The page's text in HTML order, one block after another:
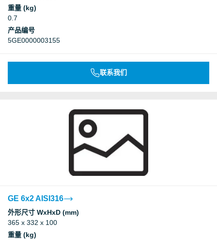
重量 (kg)
0.7
产品编号
5GE0000003155
联系我们
GE 6x2 AISI316
外形尺寸 WxHxD (mm)
365 x 332 x 100
重量 (kg)